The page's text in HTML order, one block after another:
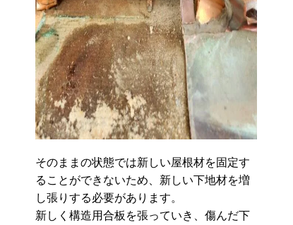
そのままの状態では新しい屋根材を固定す
ることができないため、新しい下地材を増
し張りする必要があります。
新しく構造用合板を張っていき、傷んだ下